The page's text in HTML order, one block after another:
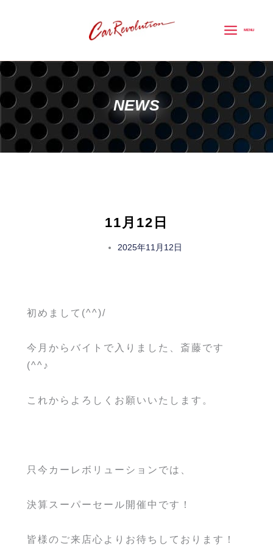
キ
プ
MENU
NEWS
11月12日
2025年11月12日
初めまして(^^)/
今月からバイトで入りました、斎藤です
(^^♪
これからよろしくお願いいたします。
只今カーレボリューションでは、
決算スーパーセール開催中です！
皆様のご来店心よりお待ちしております！